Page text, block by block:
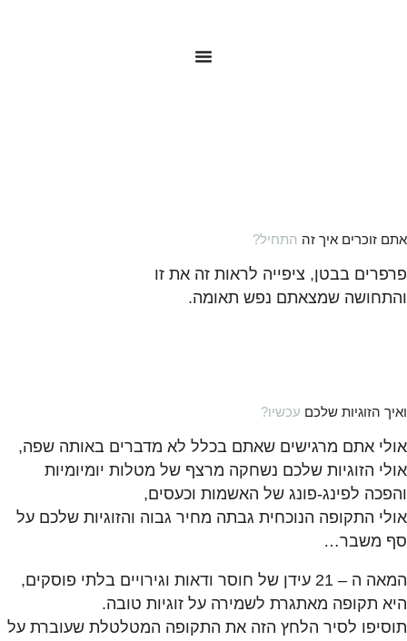
אתם זוכרים איך זה התחיל?
פרפרים בבטן, ציפייה לראות זה את זו
והתחושה שמצאתם נפש תאומה.
ואיך הזוגיות שלכם עכשיו?
אולי אתם מרגישים שאתם בכלל לא מדברים באותה שפה,
אולי הזוגיות שלכם נשחקה מרצף של מטלות יומיומיות
והפכה לפינג-פונג של האשמות וכעסים,
אולי התקופה הנוכחית גבתה מחיר גבוה והזוגיות שלכם על
סף משבר…
המאה ה – 21 עידן של חוסר ודאות וגירויים בלתי פוסקים,
היא תקופה מאתגרת לשמירה על זוגיות טובה.
תוסיפו לסיר הלחץ הזה את התקופה המטלטלת שעוברת על